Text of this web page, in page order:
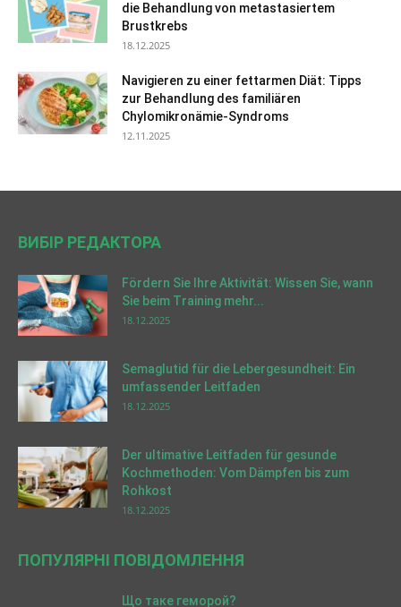
die Behandlung von metastasiertem
Brustkrebs
18.12.2025
Navigieren zu einer fettarmen Diät: Tipps
zur Behandlung des familiären
Chylomikronämie-Syndroms
12.11.2025
ВИБІР РЕДАКТОРА
Fördern Sie Ihre Aktivität: Wissen Sie, wann
Sie beim Training mehr...
18.12.2025
Semaglutid für die Lebergesundheit: Ein
umfassender Leitfaden
18.12.2025
Der ultimative Leitfaden für gesunde
Kochmethoden: Vom Dämpfen bis zum
Rohkost
18.12.2025
ПОПУЛЯРНІ ПОВІДОМЛЕННЯ
Що таке геморой?